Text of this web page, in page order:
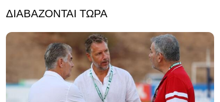
ΔΙΑΒΆΖΟΝΤΑΙ ΤΏΡΑ